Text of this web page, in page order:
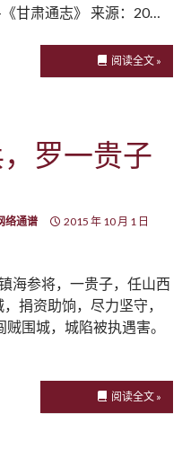
甘肃通志》 来源：20…
阅读全文 »
罗一贵子
络通谱
2015 年 10 月 1 日
海参将，一贵子，任山西
捐资助饷，尽力坚守，
围城，城陷被执遇害。
阅读全文 »